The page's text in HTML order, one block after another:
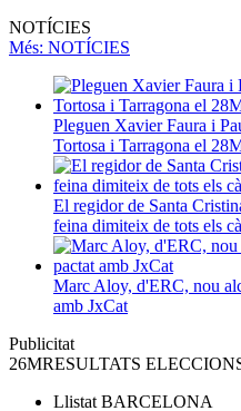
NOTÍCIES
Més: NOTÍCIES
Pleguen Xavier Faura i
Tortosa i Tarragona el
El regidor de Santa
feina dimiteix de tots els
Marc Aloy, d'ERC, nou
amb JxCat
Publicitat
26MRESULTATS
Llistat BARCELONA